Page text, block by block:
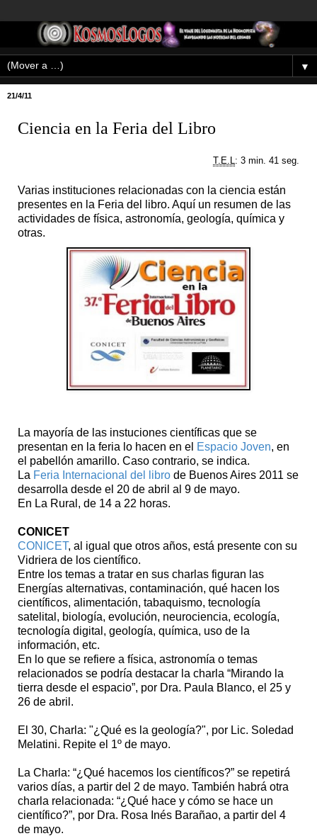
▼
21/4/11
Ciencia en la Feria del Libro
T.E.L : 3 min. 41 seg.
Varias instituciones relacionadas con la ciencia están
presentes en la Feria del libro. Aquí un resumen de las
actividades de física, astronomía, geología, química y
otras.
La mayoría de las instuciones científicas que se
presentan en la feria lo hacen en el Espacio Joven, en
el pabellón amarillo. Caso contrario, se indica.
La Feria Internacional del libro de Buenos Aires 2011 se
desarrolla desde el 20 de abril al 9 de mayo.
En La Rural, de 14 a 22 horas.
CONICET
CONICET, al igual que otros años, está presente con su
Vidriera de los científico.
Entre los temas a tratar en sus charlas figuran las
Energías alternativas, contaminación, qué hacen los
científicos, alimentación, tabaquismo, tecnología
satelital, biología, evolución, neurociencia, ecología,
tecnología digital, geología, química, uso de la
información, etc.
En lo que se refiere a física, astronomía o temas
relacionados se podría destacar la charla “Mirando la
tierra desde el espacio”, por Dra. Paula Blanco, el 25 y
26 de abril.
El 30, Charla: "¿Qué es la geología?", por Lic. Soledad
Melatini. Repite el 1º de mayo.
La Charla: “¿Qué hacemos los científicos?” se repetirá
varios días, a partir del 2 de mayo. También habrá otra
charla relacionada: “¿Qué hace y cómo se hace un
científico?”, por Dra. Rosa Inés Barañao, a partir del 4
de mayo.